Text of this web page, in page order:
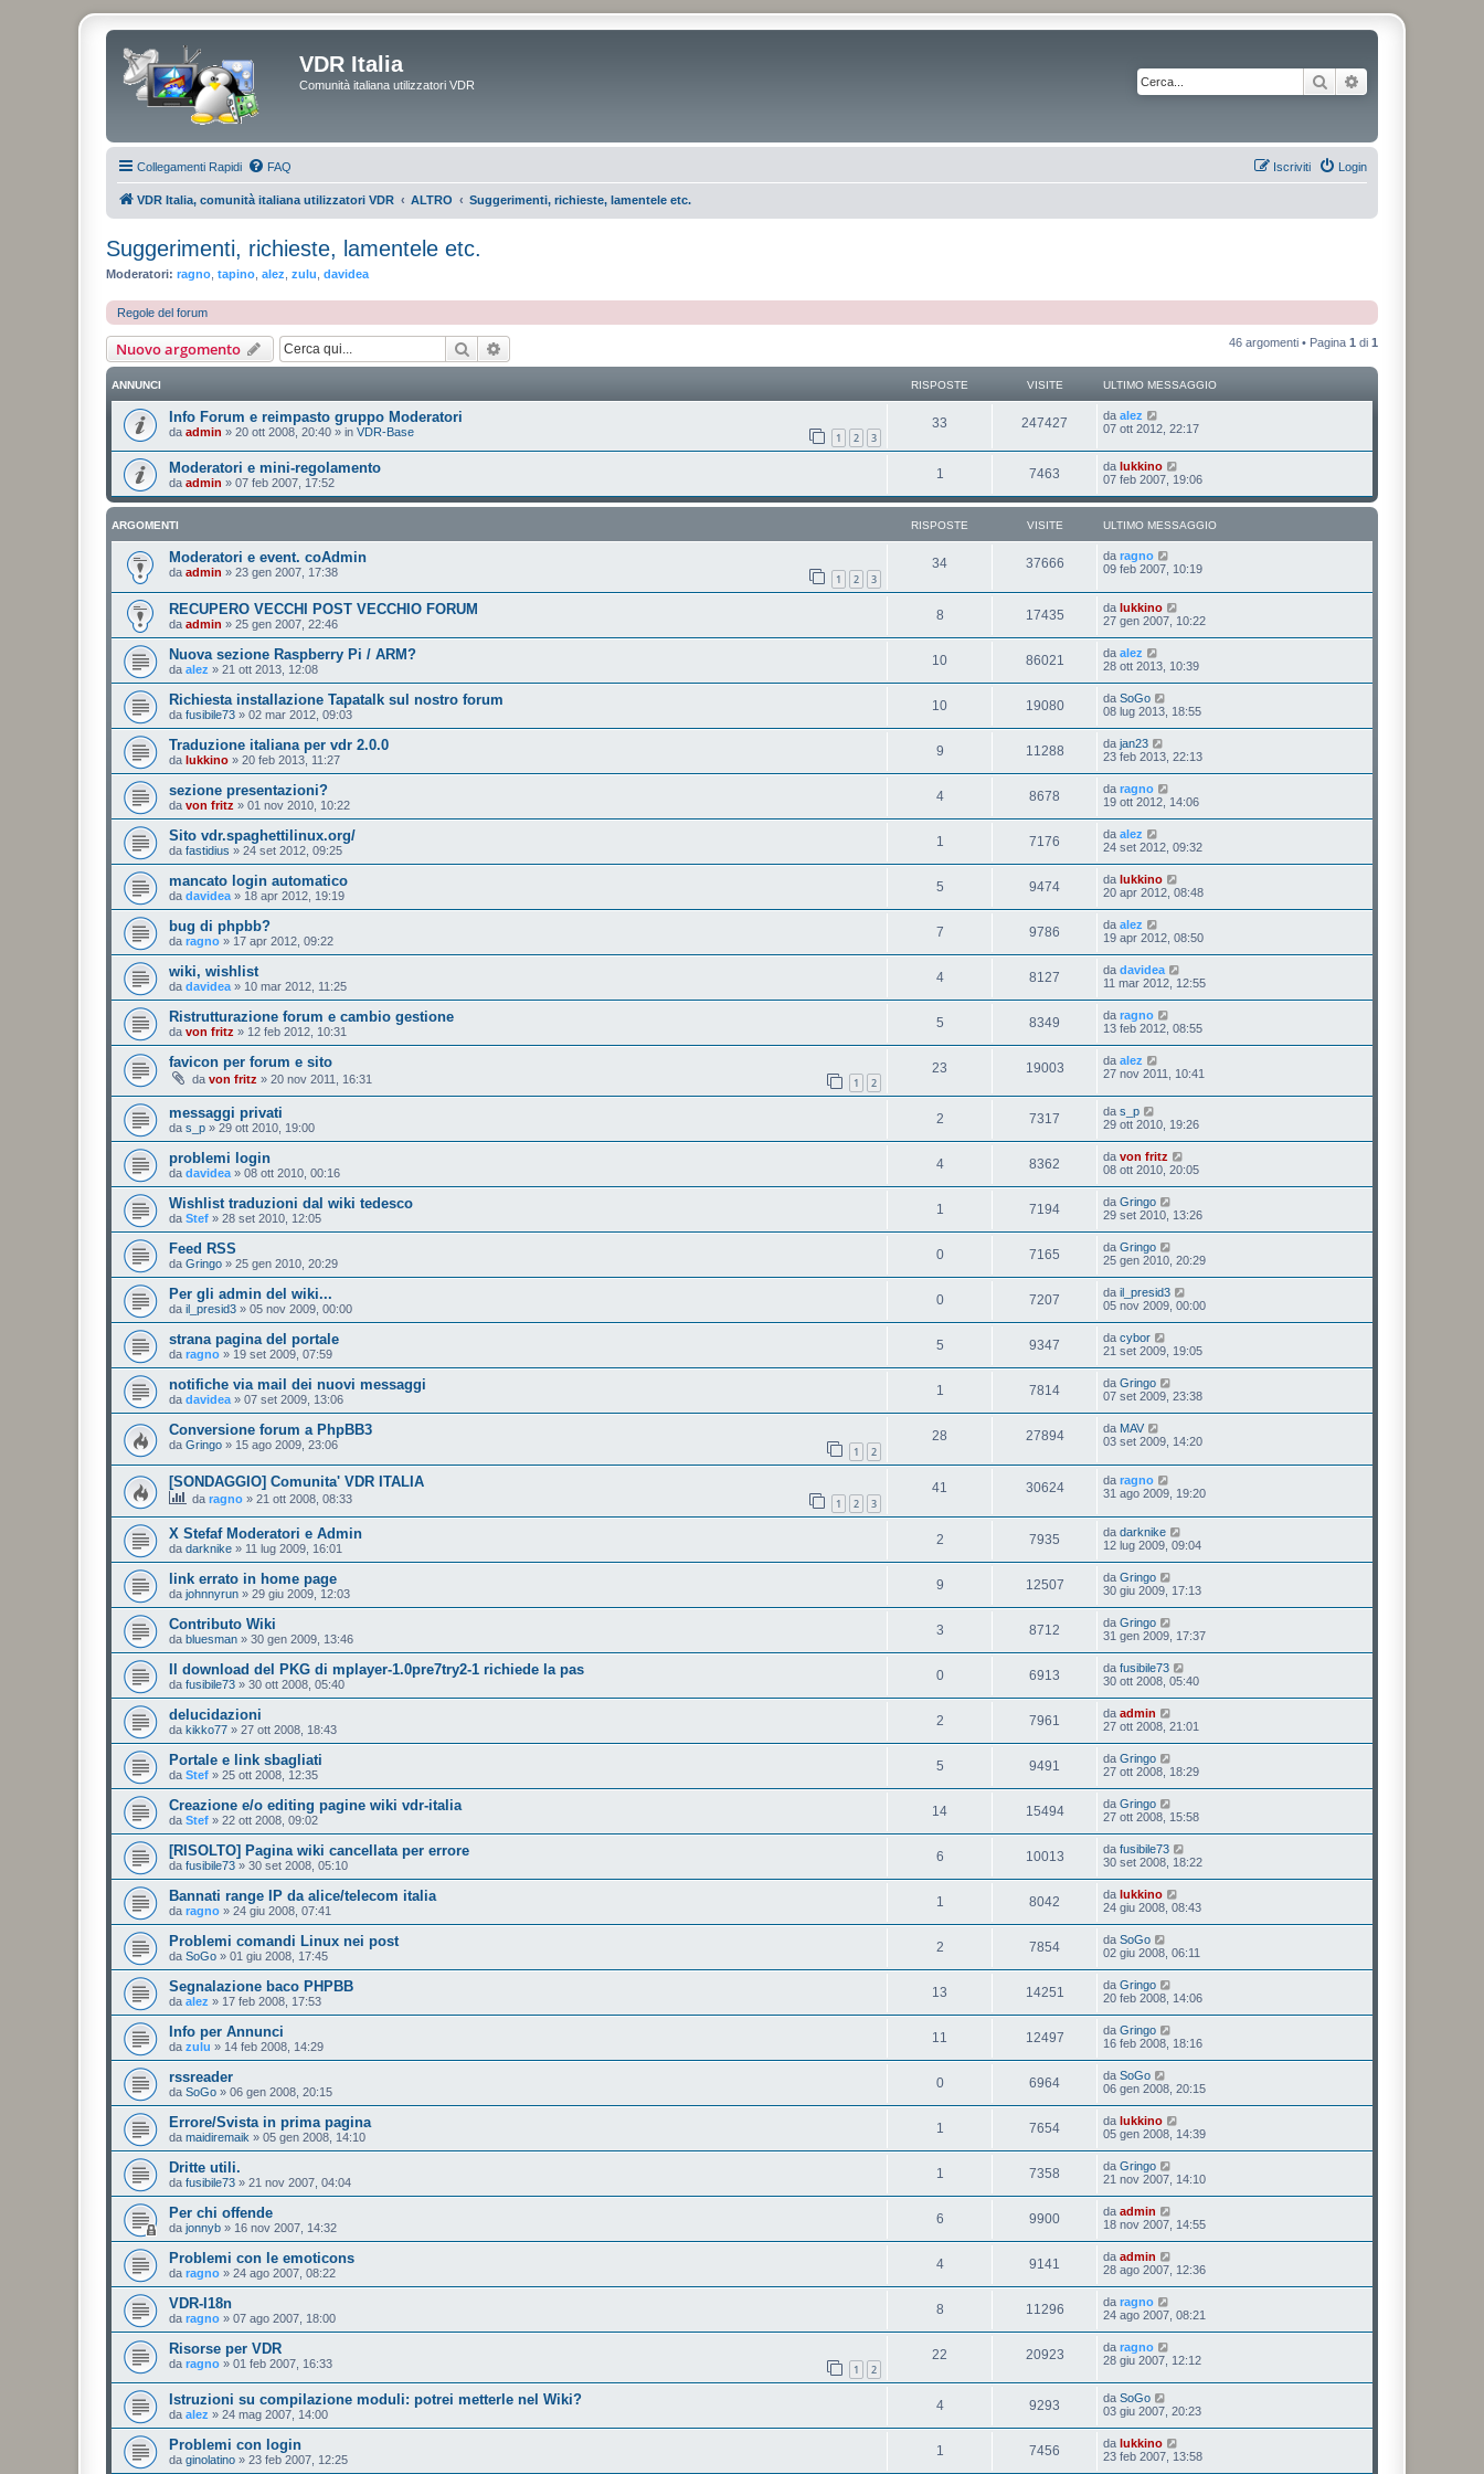
VDR Italia
Comunità italiana utilizzatori VDR Cerca
Collegamenti Rapidi FAQ Login
Iscriviti
VDR Italia, comunità italiana utilizzatori VDR ALTRO Suggerimenti, richieste, lamentele etc.
Suggerimenti, richieste, lamentele etc.
Moderatori: ragno tapino alez zulu davidea
Regole del forum
Nuovo argomento Cerca 46 argomenti • Pagina 1 di 1
ANNUNCI RISPOSTE VISITE ULTIMO MESSAGGIO
Info Forum e reimpasto gruppo Moderatori
da admin » 20 ott 2008, 20:40 » in VDR-Base 1 2 3
33 247427 da alez
07 ott 2012, 22:17
Moderatori e mini-regolamento
da admin » 07 feb 2007, 17:52
1 7463 da lukkino
07 feb 2007, 19:06
ARGOMENTI RISPOSTE VISITE ULTIMO MESSAGGIO
Moderatori e event. coAdmin
da admin » 23 gen 2007, 17:38 1 2 3
34 37666 da ragno
09 feb 2007, 10:19
RECUPERO VECCHI POST VECCHIO FORUM
da admin » 25 gen 2007, 22:46
8 17435 da lukkino
27 gen 2007, 10:22
Nuova sezione Raspberry Pi / ARM?
da alez » 21 ott 2013, 12:08
10 86021 da alez
28 ott 2013, 10:39
Richiesta installazione Tapatalk sul nostro forum
da fusibile73 » 02 mar 2012, 09:03
10 19080 da SoGo
08 lug 2013, 18:55
Traduzione italiana per vdr 2.0.0
da lukkino » 20 feb 2013, 11:27
9 11288 da jan23
23 feb 2013, 22:13
sezione presentazioni?
da von fritz » 01 nov 2010, 10:22
4 8678 da ragno
19 ott 2012, 14:06
Sito vdr.spaghettilinux.org/
da fastidius » 24 set 2012, 09:25
1 7176 da alez
24 set 2012, 09:32
mancato login automatico
da davidea » 18 apr 2012, 19:19
5 9474 da lukkino
20 apr 2012, 08:48
bug di phpbb?
da ragno » 17 apr 2012, 09:22
7 9786 da alez
19 apr 2012, 08:50
wiki, wishlist
da davidea » 10 mar 2012, 11:25
4 8127 da davidea
11 mar 2012, 12:55
Ristrutturazione forum e cambio gestione
da von fritz » 12 feb 2012, 10:31
5 8349 da ragno
13 feb 2012, 08:55
favicon per forum e sito
da von fritz » 20 nov 2011, 16:31 1 2
23 19003 da alez
27 nov 2011, 10:41
messaggi privati
da s_p » 29 ott 2010, 19:00
2 7317 da s_p
29 ott 2010, 19:26
problemi login
da davidea» 08 ott 2010, 00:16
4 8362 da von fritz
08 ott 2010, 20:05
Wishlist traduzioni dal wiki tedesco
da Stef » 28 set 2010, 12:05
1 7194 da Gringo
29 set 2010, 13:26
Feed RSS
da Gringo » 25 gen 2010, 20:29
0 7165 da Gringo
25 gen 2010, 20:29
Per gli admin del wiki...
da il_presid3 » 05 nov 2009, 00:00
0 7207 da il_presid3
05 nov 2009, 00:00
strana pagina del portale
da ragno » 19 set 2009, 07:59
5 9347 da cybor
21 set 2009, 19:05
notifiche via mail dei nuovi messaggi
da davidea» 07 set 2009, 13:06
1 7814 da Gringo
07 set 2009, 23:38
Conversione forum a PhpBB3
da Gringo » 15 ago 2009, 23:06 1 2
28 27894 da MAV
03 set 2009, 14:20
[SONDAGGIO] Comunita' VDR ITALIA
da ragno » 21 ott 2008, 08:33 1 2 3
41 30624 da ragno
31 ago 2009, 19:20
X Stefaf Moderatori e Admin
da darknike » 11 lug 2009, 16:01
2 7935 da darknike
12 lug 2009, 09:04
link errato in home page
da johnnyrun » 29 giu 2009, 12:03
9 12507 da Gringo
30 giu 2009, 17:13
Contributo Wiki
da bluesman » 30 gen 2009, 13:46
3 8712 da Gringo
31 gen 2009, 17:37
Il download del PKG di mplayer-1.0pre7try2-1 richiede la pas
da fusibile73 » 30 ott 2008, 05:40
0 6913 da fusibile73
30 ott 2008, 05:40
delucidazioni
da kikko77 » 27 ott 2008, 18:43
2 7961 da admin
27 ott 2008, 21:01
Portale e link sbagliati
da Stef » 25 ott 2008, 12:35
5 9491 da Gringo
27 ott 2008, 18:29
Creazione e/o editing pagine wiki vdr-italia
da Stef » 22 ott 2008, 09:02
14 15494 da Gringo
27 ott 2008, 15:58
[RISOLTO] Pagina wiki cancellata per errore
da fusibile73 » 30 set 2008, 05:10
6 10013 da fusibile73
30 set 2008, 18:22
Bannati range IP da alice/telecom italia
da ragno » 24 giu 2008, 07:41
1 8042 da lukkino
24 giu 2008, 08:43
Problemi comandi Linux nei post
da SoGo » 01 giu 2008, 17:45
2 7854 da SoGo
02 giu 2008, 06:11
Segnalazione baco PHPBB
da alez » 17 feb 2008, 17:53
13 14251 da Gringo
20 feb 2008, 14:06
Info per Annunci
da zulu » 14 feb 2008, 14:29
11 12497 da Gringo
16 feb 2008, 18:16
rssreader
da SoGo » 06 gen 2008, 20:15
0 6964 da SoGo
06 gen 2008, 20:15
Errore/Svista in prima pagina
da maidiremaik » 05 gen 2008, 14:10
1 7654 da lukkino
05 gen 2008, 14:39
Dritte utili.
da fusibile73 » 21 nov 2007, 04:04
1 7358 da Gringo
21 nov 2007, 14:10
Per chi offende
da jonnyb » 16 nov 2007, 14:32
6 9900 da admin
18 nov 2007, 14:55
Problemi con le emoticons
da ragno » 24 ago 2007, 08:22
4 9141 da admin
28 ago 2007, 12:36
VDR-I18n
da ragno » 07 ago 2007, 18:00
8 11296 da ragno
24 ago 2007, 08:21
Risorse per VDR
da ragno » 01 feb 2007, 16:33 1 2
22 20923 da ragno
28 giu 2007, 12:12
Istruzioni su compilazione moduli: potrei metterle nel Wiki?
da alez » 24 mag 2007, 14:00
4 9293 da SoGo
03 giu 2007, 20:23
Problemi con login
da ginolatino » 23 feb 2007, 12:25
1 7456 da lukkino
23 feb 2007, 13:58